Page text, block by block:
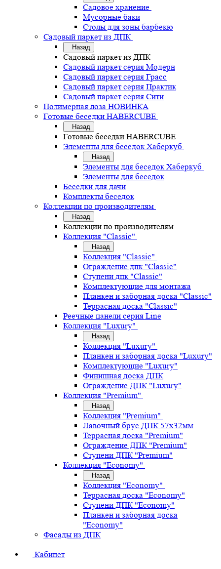
Садовое хранение
Мусорные баки
Столы для зоны барбекю
Садовый паркет из ДПК
Назад
Садовый паркет из ДПК
Садовый паркет серия Mодерн
Садовый паркет серия Грасс
Садовый паркет серия Практик
Садовый паркет серия Сити
Полимерная лоза НОВИНКА
Готовые беседки HABERCUBE
Назад
Готовые беседки HABERCUBE
Элементы для беседок Хаберкуб
Назад
Элементы для беседок Хаберкуб
Элементы для беседок
Беседки для дачи
Комплекты беседок
Коллекции по производителям
Назад
Коллекции по производителям
Коллекция "Classic"
Назад
Коллекция "Classic"
Ограждение дпк "Classic"
Ступени дпк "Classic"
Комплектующие для монтажа
Планкен и заборная доска "Classic"
Террасная доска "Classic"
Реечные панели серия Line
Коллекция "Luxury"
Назад
Коллекция "Luxury"
Планкен и заборная доска "Luxury"
Комплектующие "Luxury"
Финишная доска ДПК
Ограждение ДПК "Luxury"
Коллекция "Premium"
Назад
Коллекция "Premium"
Лавочный брус ДПК 57х32мм
Террасная доска "Premium"
Ограждение ДПК "Premium"
Ступени ДПК "Premium"
Коллекция "Economy"
Назад
Коллекция "Economy"
Террасная доска "Economy"
Ступени ДПК "Economy"
Планкен и заборная доска
"Economy"
Фасады из ДПК
Кабинет